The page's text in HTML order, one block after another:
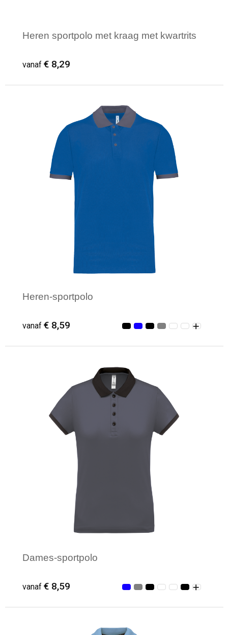
Heren sportpolo met kraag met kwartrits
vanaf € 8,29
Minimale afname: 3
Heren-sportpolo
vanaf € 8,59
Minimale afname: 3
Dames-sportpolo
vanaf € 8,59